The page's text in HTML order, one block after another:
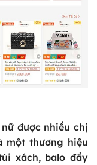
được nhiều chị
một thương hiệu
xách, balo đầy